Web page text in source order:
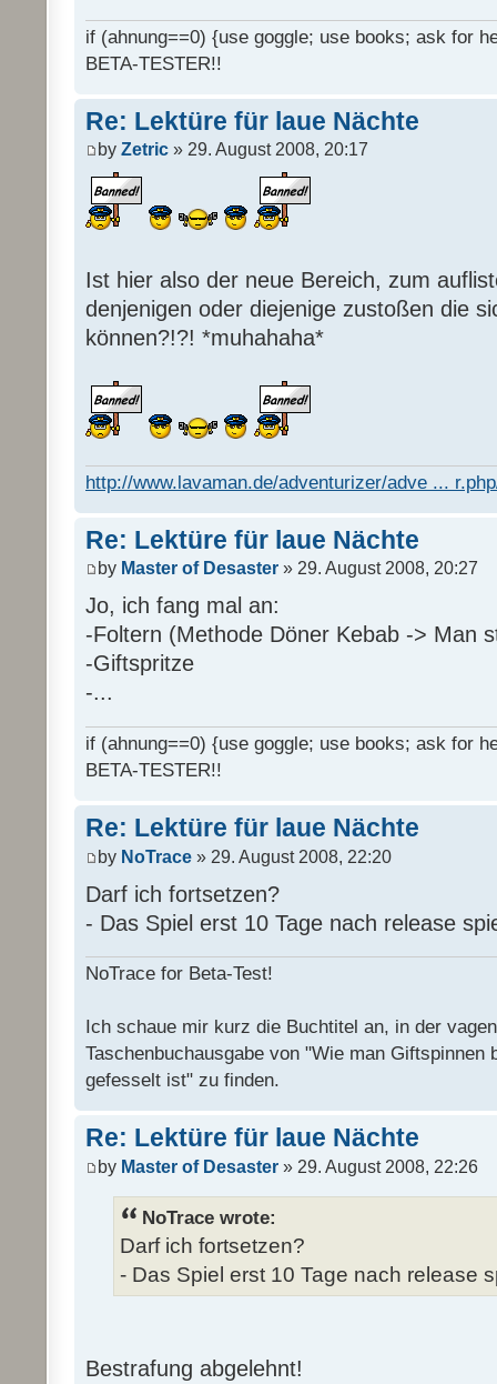
if (ahnung==0) {use goggle; use books; ask for
BETA-TESTER!!
Re: Lektüre für laue Nächte
by Zetric » 29. August 2008, 20:17
Ist hier also der neue Bereich, zum
denjenigen oder diejenige zustoßen die
können?!?! *muhahaha*
http://www.lavaman.de/adventurizer/adve ...
Re: Lektüre für laue Nächte
by Master of Desaster » 29. August 2008, 20:27
Jo, ich fang mal an:
-Foltern (Methode Döner Kebab -> Man
-Giftspritze
-...
if (ahnung==0) {use goggle; use books; ask for
BETA-TESTER!!
Re: Lektüre für laue Nächte
by NoTrace » 29. August 2008, 22:20
Darf ich fortsetzen?
- Das Spiel erst 10 Tage nach release
NoTrace for Beta-Test!
Ich schaue mir kurz die Buchtitel an, in der
Taschenbuchausgabe von "Wie man Giftspinnen
gefesselt ist" zu finden.
Re: Lektüre für laue Nächte
by Master of Desaster » 29. August 2008, 22:26
NoTrace wrote:
Darf ich fortsetzen?
- Das Spiel erst 10 Tage nach release
Bestrafung abgelehnt!